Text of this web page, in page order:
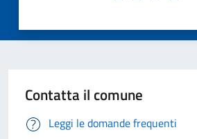
Contatta il comune
Leggi le domande frequenti